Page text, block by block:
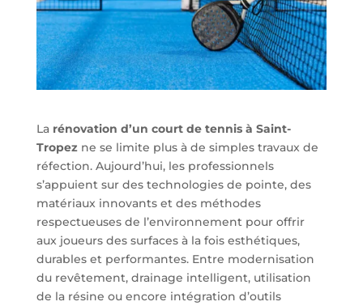
La rénovation d’un court de tennis à Saint-
Tropezne se limite plus à de simples travaux de
réfection. Aujourd’hui, les professionnels
s’appuient sur des technologies de pointe, des
matériaux innovants et des méthodes
respectueuses de l’environnement pour offrir
aux joueurs des surfaces à la fois esthétiques,
durables et performantes. Entre modernisation
du revêtement, drainage intelligent, utilisation
de la résine ou encore intégration d’outils